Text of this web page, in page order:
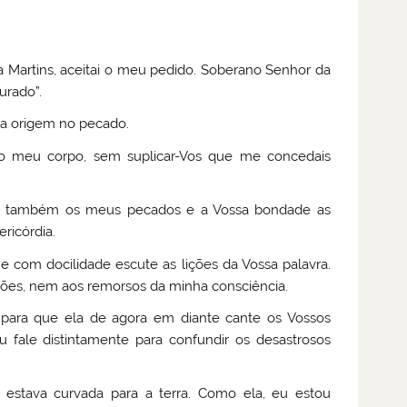
Martins, aceitai o meu pedido. Soberano Senhor da
origem no pecado.
meu corpo, sem suplicar-Vos que me concedais
também os meus pecados e a Vossa bondade as
com docilidade escute as lições da Vossa palavra.
nem aos remorsos da minha consciência.
que ela de agora em diante cante os Vossos
fale distintamente para confundir os desastrosos
curvada para a terra. Como ela, eu estou